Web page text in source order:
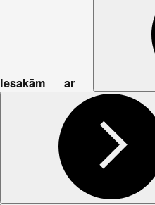
Iesakām ar